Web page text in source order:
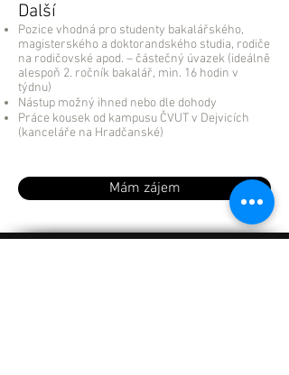
Další
Pozice vhodná pro studenty bakalářského,
magisterského a doktorandského studia, rodiče
na rodičovské apod. – částečný úvazek (ideálně
alespoň 2. ročník bakalář, min. 16 hodin v
týdnu)
Nástup možný ihned nebo dle dohody
Práce kousek od kampusu ČVUT v Dejvicích
(kanceláře na Hradčanské)
Mám zájem